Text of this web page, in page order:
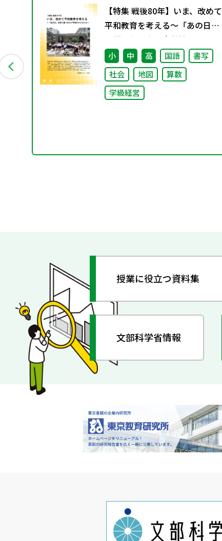
【特集 戦後80年】いま、改めて
平和教育を考える〜「あの日」
を語り継ぐ本川小学校の子ども
たち〜
小 中 高 国語
書写
社会
地図
算数
学級経営
授業に役立つ資料集
文部科学省情報